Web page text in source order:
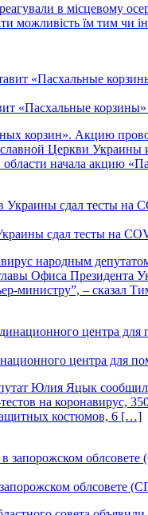
в місцевому
можливість їм тим чи
«Пасхальные
корзин». Акцию
Церкви Украины
начала акцию
сдал тесты на
народным
Офиса Президента
министру”, – сказал
центра для
Юлия Яцык
на коронавирус,
костюмов, 6 […]
облсовете